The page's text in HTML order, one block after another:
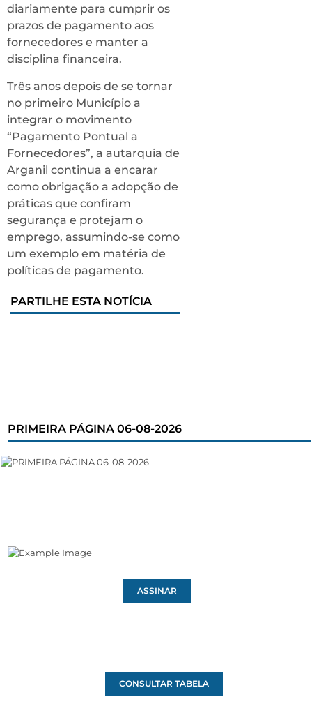
diariamente para cumprir os
prazos de pagamento aos
fornecedores e manter a
disciplina financeira.
Três anos depois de se tornar
no primeiro Município a
integrar o movimento
“Pagamento Pontual a
Fornecedores”, a autarquia de
Arganil continua a encarar
como obrigação a adopção de
práticas que confiram
segurança e protejam o
emprego, assumindo-se como
um exemplo em matéria de
políticas de pagamento.
PARTILHE ESTA NOTÍCIA
PRIMEIRA PÁGINA 06-08-2026
ASSINAR
CONSULTAR TABELA